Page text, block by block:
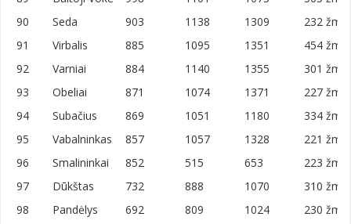
90
Seda 903 1138 1309
232 žm./
91
Virbalis 885 1095 1351
454 žm./
92
Varniai 884 1140 1355
301 žm./
93
Obeliai 871 1074 1371
227 žm./
94
Subačius 869 1051 1180
334 žm./
95
Vabalninkas 857 1057 1328
221 žm./
96
Smalininkai 852 515 653
223 žm./
97
Dūkštas 732 888 1070
310 žm./
98
Pandėlys 692 809 1024
230 žm./